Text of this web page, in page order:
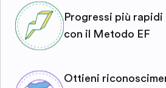
Progressi più
con il Metodo EF
Ottieni